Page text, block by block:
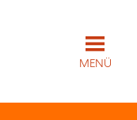
MENÜ